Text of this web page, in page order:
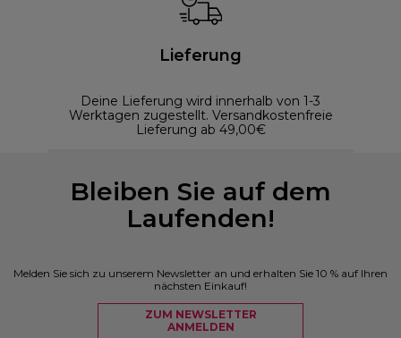
Lieferung
Deine Lieferung wird innerhalb von 1-3
Werktagen zugestellt. Versandkostenfreie
Lieferung ab 49,00€
Bleiben Sie auf dem
Laufenden!
Melden Sie sich zu unserem Newsletter an und erhalten Sie 10 % auf Ihren
nächsten Einkauf!
ZUM NEWSLETTER
ANMELDEN